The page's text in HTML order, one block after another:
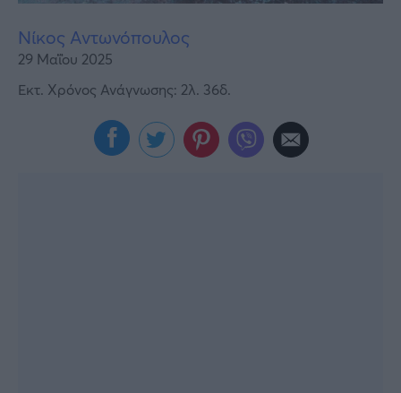
Νίκος Αντωνόπουλος
29 Μαΐου 2025
Εκτ. Χρόνος Ανάγνωσης: 2λ. 36δ.